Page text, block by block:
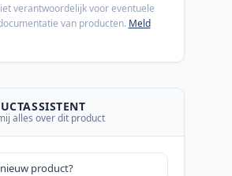
verantwoordelijk voor eventuele
van producten. Meld
alles over dit product
product?